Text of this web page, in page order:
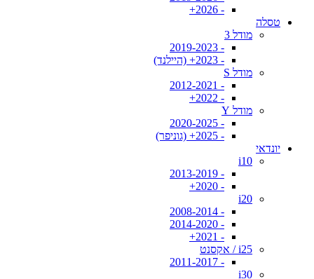
- 2026+
טסלה
מודל 3
- 2019-2023
- 2023+ (היילנד)
מודל S
- 2012-2021
- 2022+
מודל Y
- 2020-2025
- 2025+ (גוניפר)
יונדאי
i10
- 2013-2019
- 2020+
i20
- 2008-2014
- 2014-2020
- 2021+
i25 / אקסנט
- 2011-2017
i30